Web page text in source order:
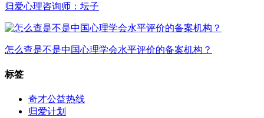
归爱心理咨询师：坛子
怎么查是不是中国心理学会水平评价的备案机构？
标签
奇才公益热线
归爱计划